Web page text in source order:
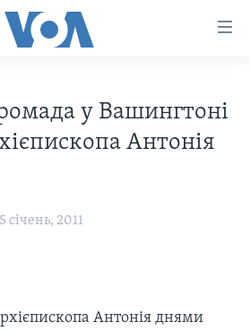
ТРАМПА: ПЕРШІ 100
у Вашингтоні
Антонія
2011
Антонія днями